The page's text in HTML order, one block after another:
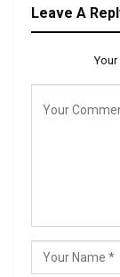
Leave A